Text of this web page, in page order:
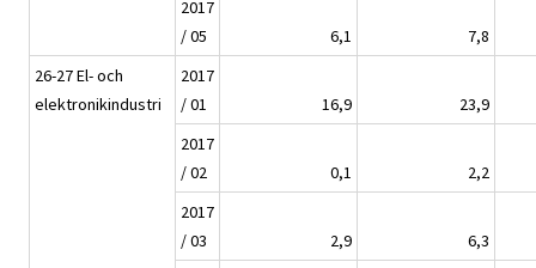
2017
/ 05
6,1
7,8
26-27 El- och
elektronikindustri
2017
/ 01
16,9
23,9
2017
/ 02
0,1
2,2
2017
/ 03
2,9
6,3